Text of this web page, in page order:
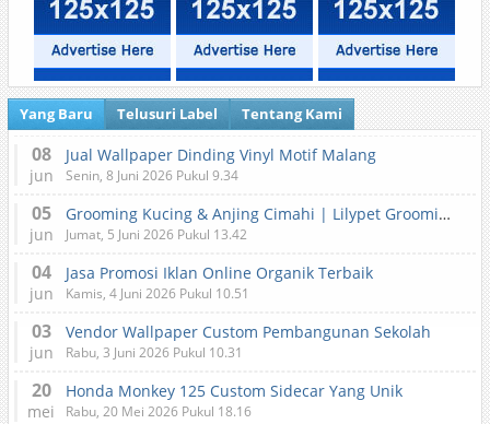
Yang Baru Telusuri Label Tentang Kami
08
jun
Jual Wallpaper Dinding Vinyl Motif Malang
Senin, 8 Juni 2026 Pukul 9.34
05
jun
Grooming Kucing & Anjing Cimahi | Lilypet Grooming & Pet Hotel
Jumat, 5 Juni 2026 Pukul 13.42
04
jun
Jasa Promosi Iklan Online Organik Terbaik
Kamis, 4 Juni 2026 Pukul 10.51
03
jun
Vendor Wallpaper Custom Pembangunan Sekolah
Rabu, 3 Juni 2026 Pukul 10.31
20
mei
Honda Monkey 125 Custom Sidecar Yang Unik
Rabu, 20 Mei 2026 Pukul 18.16